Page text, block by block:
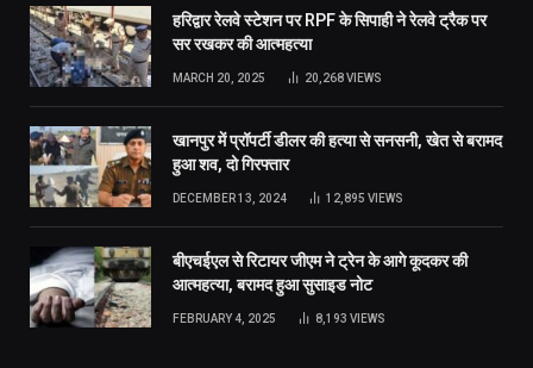
हरिद्वार रेलवे स्टेशन पर RPF के सिपाही ने रेलवे ट्रैक पर
सर रखकर की आत्महत्या
MARCH 20, 2025 20,268VIEWS
खानपुर में प्रॉपर्टी डीलर की हत्या से सनसनी, खेत से बरामद
हुआ शव, दो गिरफ्तार
DECEMBER 13, 2024 12,895 VIEWS
बीएचईएल से रिटायर जीएम ने ट्रेन के आगे कूदकर की
आत्महत्या, बरामद हुआ सुसाइड नोट
FEBRUARY 4, 2025 8,193 VIEWS